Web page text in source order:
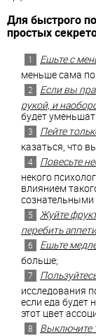
Для быстрого
простых
Ешьте с
меньше сама
Если вы
рукой, и
будет
Пейте
казаться, что
Повесьте
некого
влиянием
сознательными
Жуйте
перебить
Ешьте
больше;
исследования
если еда будет
этот цвет
Выключите